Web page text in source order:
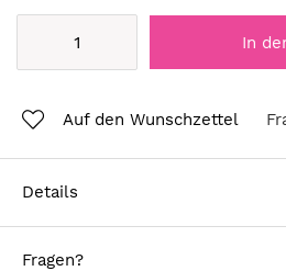
In
Auf den Wunschzettel
Details
Fragen?